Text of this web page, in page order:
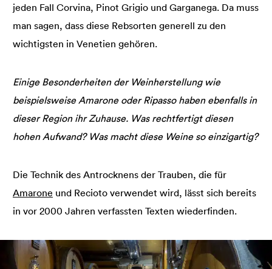
jeden Fall Corvina, Pinot Grigio und Garganega. Da muss
man sagen, dass diese Rebsorten generell zu den
wichtigsten in Venetien gehören.
Einige Besonderheiten der Weinherstellung wie
beispielsweise Amarone oder Ripasso haben ebenfalls in
dieser Region ihr Zuhause. Was rechtfertigt diesen
hohen Aufwand? Was macht diese Weine so einzigartig?
Die Technik des Antrocknens der Trauben, die für
Amarone und Recioto verwendet wird, lässt sich bereits
in vor 2000 Jahren verfassten Texten wiederfinden.